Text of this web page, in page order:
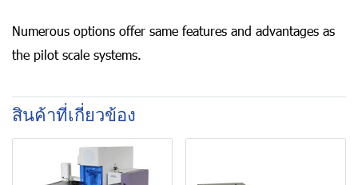
Numerous options offer same features and advantages as
the pilot scale systems.
สินค้าที่เกี่ยวข้อง